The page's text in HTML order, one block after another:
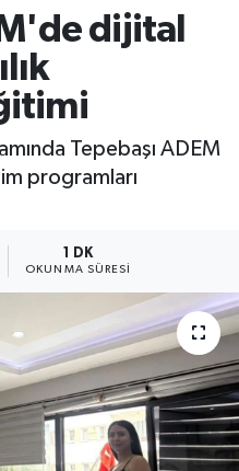
dijital
Tepebaşı ADEM
programları
1 DK
OKUNMA SÜRESI